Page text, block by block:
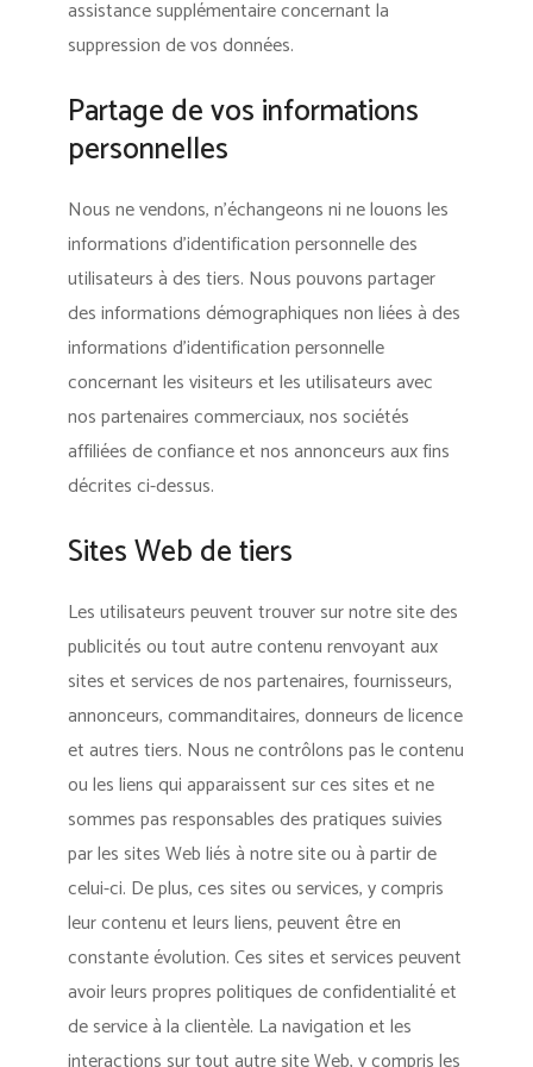
assistance supplémentaire concernant la
suppression de vos données.
Partage de vos informations
personnelles
Nous ne vendons, n’échangeons ni ne louons les
informations d’identification personnelle des
utilisateurs à des tiers. Nous pouvons partager
des informations démographiques non liées à des
informations d’identification personnelle
concernant les visiteurs et les utilisateurs avec
nos partenaires commerciaux, nos sociétés
affiliées de confiance et nos annonceurs aux fins
décrites ci-dessus.
Sites Web de tiers
Les utilisateurs peuvent trouver sur notre site des
publicités ou tout autre contenu renvoyant aux
sites et services de nos partenaires, fournisseurs,
annonceurs, commanditaires, donneurs de licence
et autres tiers. Nous ne contrôlons pas le contenu
ou les liens qui apparaissent sur ces sites et ne
sommes pas responsables des pratiques suivies
par les sites Web liés à notre site ou à partir de
celui-ci. De plus, ces sites ou services, y compris
leur contenu et leurs liens, peuvent être en
constante évolution. Ces sites et services peuvent
avoir leurs propres politiques de confidentialité et
de service à la clientèle. La navigation et les